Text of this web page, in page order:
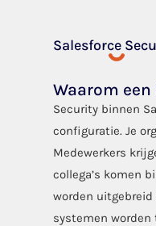
Salesforce
Waarom
Security binnen
configuratie. Je
Medewerkers
collega’s komen
worden
systemen worden